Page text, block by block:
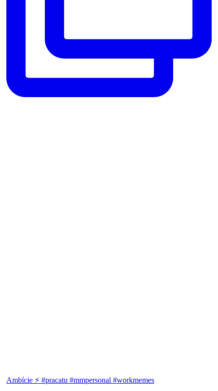
Ambície ⚡ #pracatu #mmpersonal #workmemes